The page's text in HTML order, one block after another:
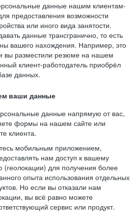
данные нашим клиентам-
предоставления возможности
или иного вида занятости.
данные трансгранично, то есть
вашего нахождения. Например, это
вы разместили резюме на нашем
клиент-работодатель приобрёл
данных.
ваши данные
данные напрямую от вас,
формы на нашем сайте или
клиента.
мобильным приложением,
нам доступ к вашему
для получения более
опыта использования отдельных
Но если вы отказали нам
вы всё равно можете
сервис или продукт.